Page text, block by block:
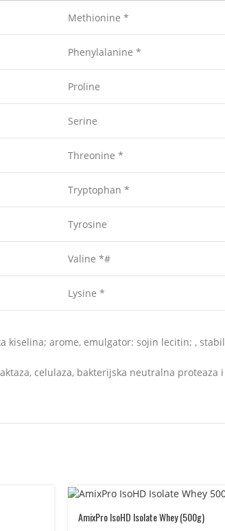
Methionine *
Phenylalanine *
Proline
Serine
Threonine *
Tryptophan *
Tyrosine
Valine *#
Lysine *
arome, emulgator: sojin lecitin; ,
celulaza, bakterijska neutralna proteaza
AmixPro IsoHD Isolate Whey (500g)